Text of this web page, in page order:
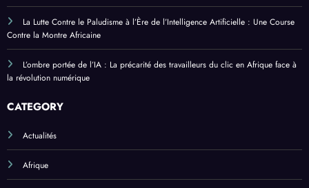
La Lutte Contre le Paludisme à l’Ère de l’Intelligence Artificielle : Une Course
Contre la Montre Africaine
L’ombre portée de l’IA : La précarité des travailleurs du clic en Afrique face à
la révolution numérique
CATEGORY
Actualités
Afrique